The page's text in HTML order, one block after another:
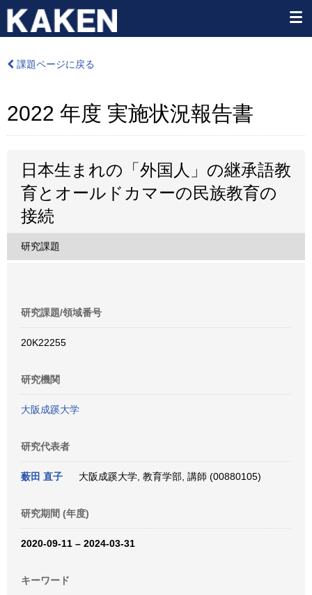
課題ページに戻る
2022 年度 実施状況報告書
日本生まれの「外国人」の継承語教
育とオールドカマーの民族教育の
接続
研究課題
研究課題/領域番号
20K22255
研究機関
大阪成蹊大学
研究代表者
薮田 直子 大阪成蹊大学, 教育学部, 講師 (00880105)
研究期間 (年度)
2020-09-11 – 2024-03-31
キーワード